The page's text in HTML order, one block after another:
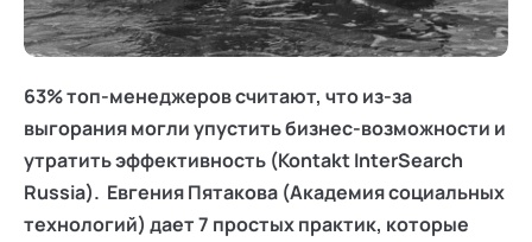
63% топ-менеджеров считают, что из-за
выгорания могли упустить бизнес-возможности и
утратить эффективность (Kontakt InterSearch
Russia). Евгения Пятакова (Академия социальных
технологий) дает 7 простых практик, которые
Профессионалам
Поддержка
Режим работы и тп